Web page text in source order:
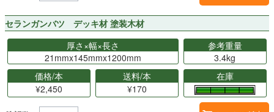
セランガンバツ デッキ材 塗装木材
厚さ×幅×長さ
21mmx145mmx1200mm
参考重量
3.4kg
価格/本
¥2,450
送料/本
¥170
在庫